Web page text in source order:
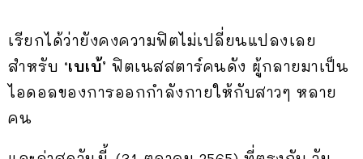
เรียกได้ว่ายังคงความฟิตไม่เปลี่ยนแปลงเลย
สำหรับ ‘เบเบ้’ ฟิตเนสสตาร์คนดัง ผู้กลายมาเป็น
ไอดอลของการออกกำลังกายให้กับสาวๆ หลาย
คน